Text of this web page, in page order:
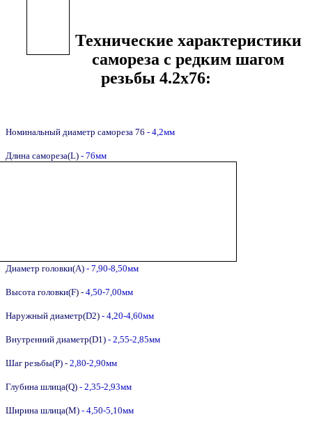
Технические характеристики
самореза с редким шагом
резьбы 4.2х76:
Номинальный диаметр самореза 76 - 4,2мм
Длина самореза(L) - 76мм
Диаметр головки(A) - 7,90-8,50мм
Высота головки(F) - 4,50-7,00мм
Наружный диаметр(D2) - 4,20-4,60мм
Внутренний диаметр(D1) - 2,55-2,85мм
Шаг резьбы(P) - 2,80-2,90мм
Глубина шлица(Q) - 2,35-2,93мм
Ширина шлица(M) - 4,50-5,10мм